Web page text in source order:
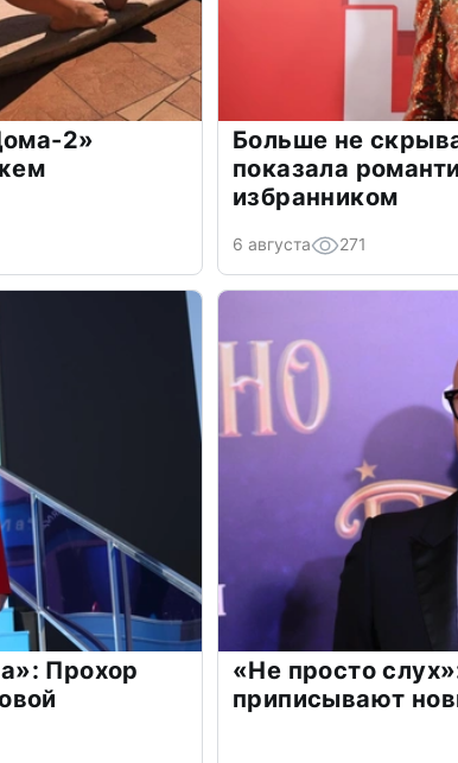
2»
Больше не
показала
избранником
6 августа 271
Прохор
«Не просто
приписывают